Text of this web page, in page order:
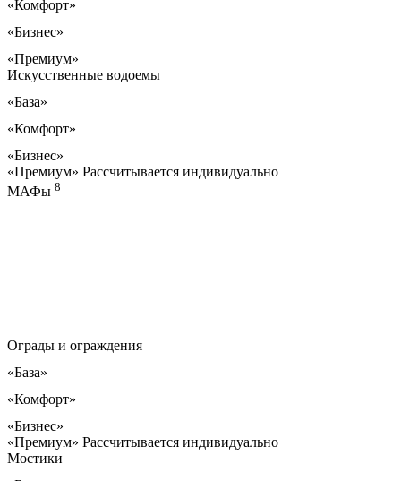
«Комфорт»
«Бизнес»
«Премиум»
Искусственные водоемы
«База»
«Комфорт»
«Бизнес»
«Премиум» Рассчитывается индивидуально
МАФы 8
Ограды и ограждения
«База»
«Комфорт»
«Бизнес»
«Премиум» Рассчитывается индивидуально
Мостики